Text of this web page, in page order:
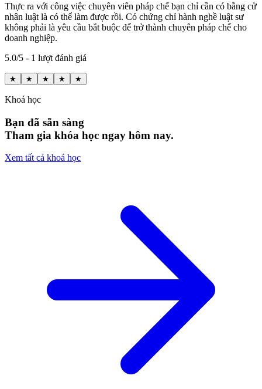
Thực ra với công việc chuyên viên pháp chế bạn chỉ cần có bằng cử
nhân luật là có thể làm được rồi. Có chứng chỉ hành nghề luật sư
không phải là yêu cầu bắt buộc để trở thành chuyên pháp chế cho
doanh nghiệp.
5.0/5 - 1 lượt đánh giá
★ ★ ★ ★ ★
Khoá học
Bạn đã sẵn sàng
Tham gia khóa học ngay hôm nay.
Xem tất cả khoá học